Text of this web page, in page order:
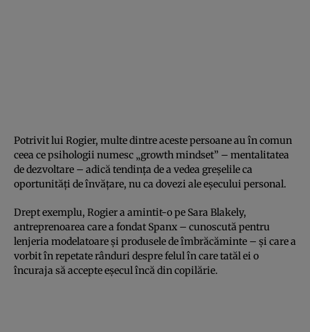
Potrivit lui Rogier, multe dintre aceste persoane au în comun
ceea ce psihologii numesc „growth mindset” – mentalitatea
de dezvoltare – adică tendința de a vedea greșelile ca
oportunități de învățare, nu ca dovezi ale eșecului personal.
Drept exemplu, Rogier a amintit-o pe Sara Blakely,
antreprenoarea care a fondat Spanx – cunoscută pentru
lenjeria modelatoare și produsele de îmbrăcăminte – și care a
vorbit în repetate rânduri despre felul în care tatăl ei o
încuraja să accepte eșecul încă din copilărie.